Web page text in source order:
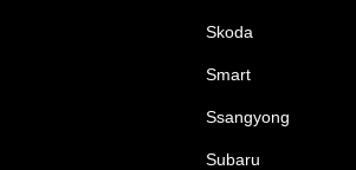
Skoda
Smart
Ssangyong
Subaru